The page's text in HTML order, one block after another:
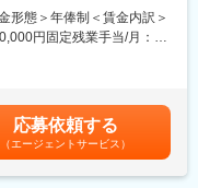
実施します。この研修で
の確認方法など会計ソフト
台など機械系商品の検品
のプロセス最適化、改善
形態＞年俸制＜賃金内訳＞
円固定残業手当/月：
上、当社規程により決定い
であり、選考を通じて上
固定手当を含めた表記で
応募依頼する
（エージェントサービス）